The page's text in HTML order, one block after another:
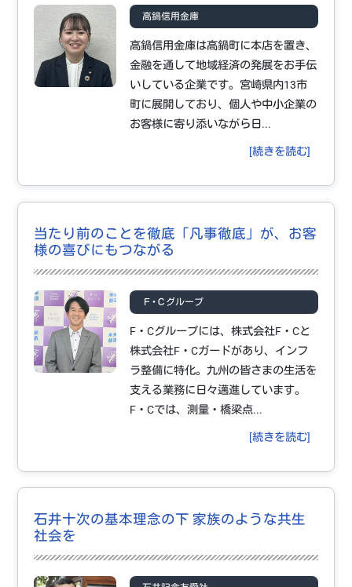
高鍋信用金庫
高鍋信用金庫は高鍋町に本店を置き、
金融を通して地域経済の発展をお手伝
いしている企業です。宮崎県内13市
町に展開しており、個人や中小企業の
お客様に寄り添いながら日...
[続きを読む]
当たり前のことを徹底「凡事徹底」が、お客
様の喜びにもつながる
Ｆ･Ｃグループ
F・Cグループには、株式会社F・Cと
株式会社F・Cガードがあり、インフ
ラ整備に特化。九州の皆さまの生活を
支える業務に日々邁進しています。
F・Cでは、測量・橋梁点...
[続きを読む]
石井十次の基本理念の下 家族のような共生
社会を